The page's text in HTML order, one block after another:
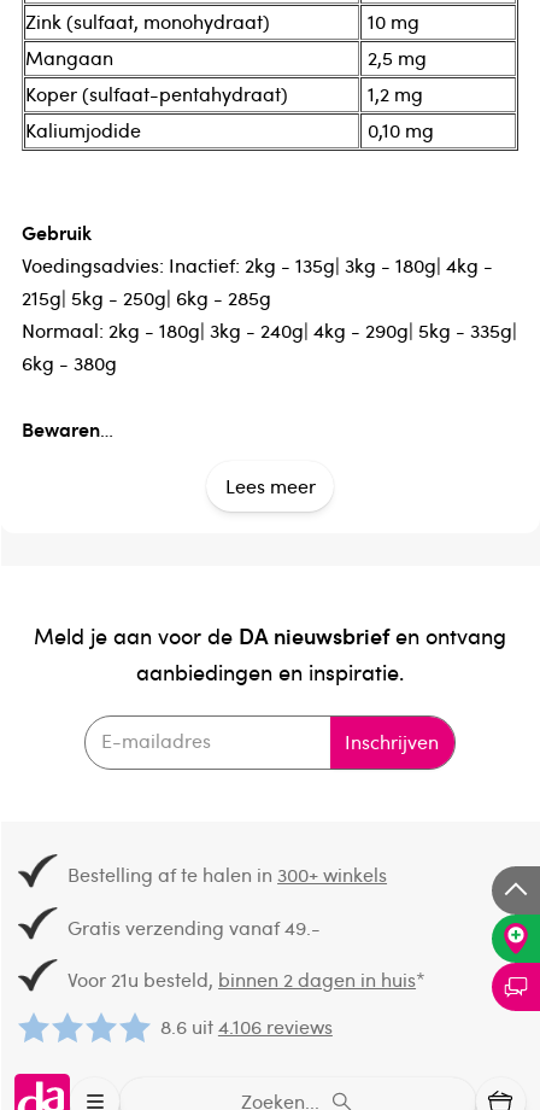
Zoeken...
Zink (sulfaat, monohydraat)
10 mg
Mangaan
2,5 mg
Koper (sulfaat-pentahydraat)
1,2 mg
Kaliumjodide
0,10 mg
Gebruik
Voedingsadvies: Inactief: 2kg - 135g| 3kg - 180g| 4kg -
215g| 5kg - 250g| 6kg - 285g
Normaal: 2kg - 180g| 3kg - 240g| 4kg - 290g| 5kg - 335g|
6kg - 380g
Bewaren
Koel en droog bewaren. Serveren op kamertemperatuur.
3846 CD Harderwijk
EU/Non-EU
Lees meer
Meld je aan voor de DA nieuwsbriefen ontvang
aanbiedingen en inspiratie.
Inschrijven
Bestelling af te halen in300+ winkels
Gratis verzending vanaf 49.-
Voor 21u besteld, binnen 2 dagen in huis*
8.6 uit4.106 reviews
Over DA